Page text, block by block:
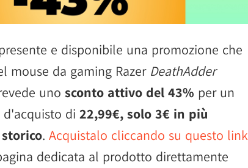
e disponibile una promozione che
mouse da gaming Razer DeathAdder
uno sconto attivo del 43% per un
di 22,99€, solo 3€ in più
. Acquistalo cliccando su questo link
dedicata al prodotto direttamente